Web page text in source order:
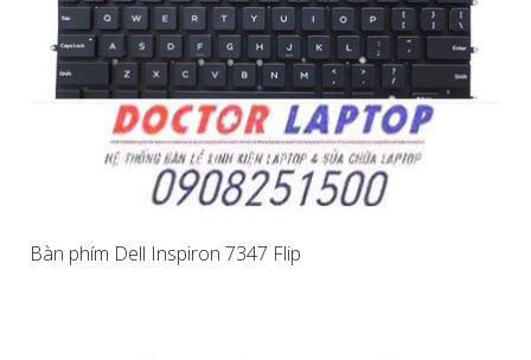
Bàn phím Dell Inspiron 7347 Flip